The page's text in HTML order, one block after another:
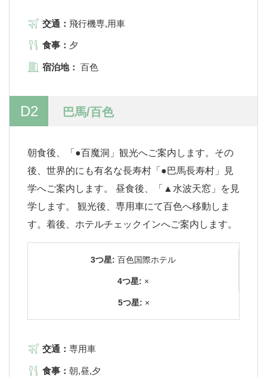
交通： 飛行機専,用車
食事： 夕
宿泊地： 百色
D2 巴馬/百色
朝食後、「●百魔洞」観光へご案内します。その
後、世界的にも有名な長寿村「●巴馬長寿村」見
学へご案内します。 昼食後、「▲水波天窓」を見
学します。 観光後、専用車にて百色へ移動しま
す。着後、ホテルチェックインへご案内します。
3つ星: 百色国際ホテル
4つ星: ×
5つ星: ×
交通： 専用車
食事： 朝,昼,夕